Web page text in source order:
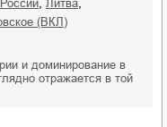
Литва
(ВКЛ)
и доминирование в
отражается в той